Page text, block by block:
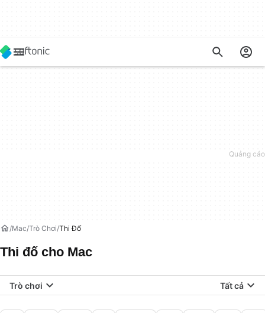
Mac Trò Chơi Thi Đố
Thi đố cho Mac
Trò chơi Tất cả